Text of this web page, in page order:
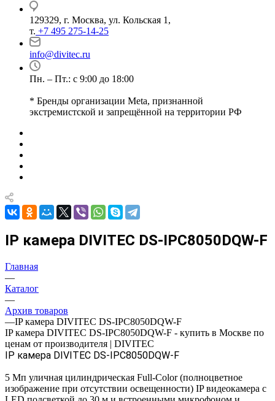
129329, г. Москва, ул. Кольская 1,
т. +7 495 275-14-25
info@divitec.ru
Пн. – Пт.: с 9:00 до 18:00
* Бренды организации Meta, признанной
экстремистской и запрещённой на территории РФ
IP камера DIVITEC DS-IPC8050DQW-F
Главная
—
Каталог
—
Архив товаров
—IP камера DIVITEC DS-IPC8050DQW-F
IP камера DIVITEC DS-IPC8050DQW-F - купить в Москве по
ценам от производителя | DIVITEC
IP камера DIVITEC DS-IPC8050DQW-F
5 Мп уличная цилиндрическая Full-Color (полноцветное
изображение при отсутствии освещенности) IP видеокамера с